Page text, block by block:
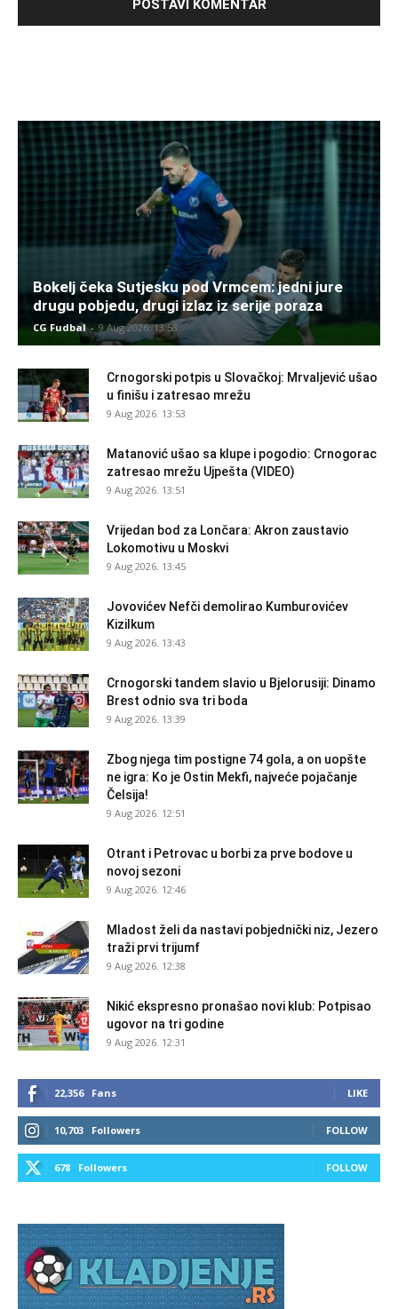
Bokelj čeka Sutjesku pod Vrmcem: jedni jure
drugu pobjedu, drugi izlaz iz serije poraza
CG Fudbal - 9 Aug 2026. 13:58
Crnogorski potpis u Slovačkoj: Mrvaljević ušao
u finišu i zatresao mrežu
9 Aug 2026. 13:53
Matanović ušao sa klupe i pogodio: Crnogorac
zatresao mrežu Ujpešta (VIDEO)
9 Aug 2026. 13:51
Vrijedan bod za Lončara: Akron zaustavio
Lokomotivu u Moskvi
9 Aug 2026. 13:45
Jovovićev Nefči demolirao Kumburovićev
Kizilkum
9 Aug 2026. 13:43
Crnogorski tandem slavio u Bjelorusiji: Dinamo
Brest odnio sva tri boda
9 Aug 2026. 13:39
Zbog njega tim postigne 74 gola, a on uopšte
ne igra: Ko je Ostin Mekfi, najveće pojačanje
Čelsija!
9 Aug 2026. 12:51
Otrant i Petrovac u borbi za prve bodove u
novoj sezoni
9 Aug 2026. 12:46
Mladost želi da nastavi pobjednički niz, Jezero
traži prvi trijumf
9 Aug 2026. 12:38
Nikić ekspresno pronašao novi klub: Potpisao
ugovor na tri godine
9 Aug 2026. 12:31
22,356 Fans LIKE
10,703 Followers FOLLOW
678 Followers FOLLOW